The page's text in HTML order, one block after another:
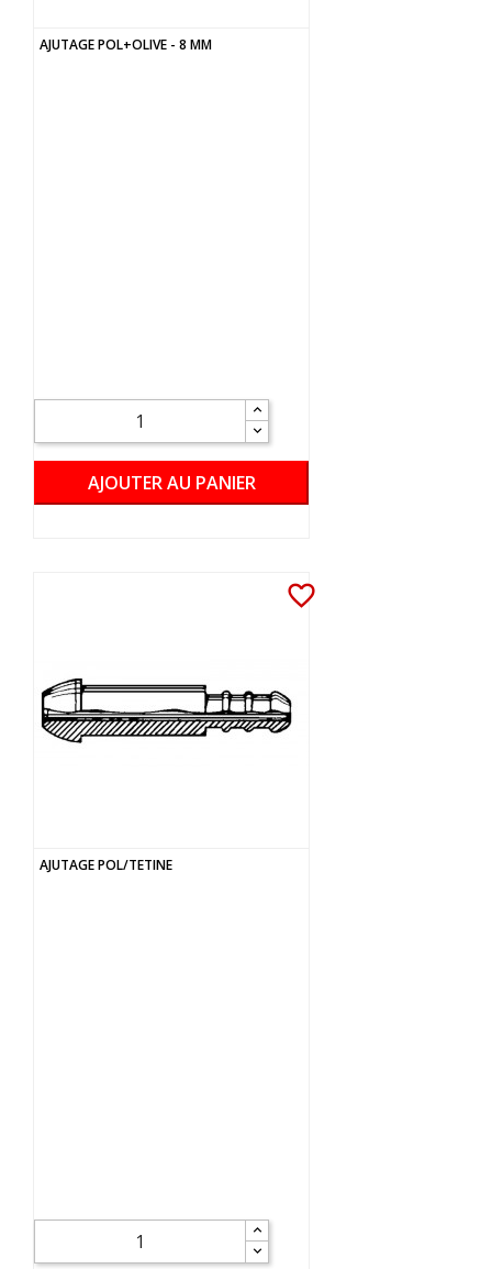
AJUTAGE POL+OLIVE - 8 MM
AJOUTER AU PANIER
favorite_border
AJUTAGE POL/TETINE